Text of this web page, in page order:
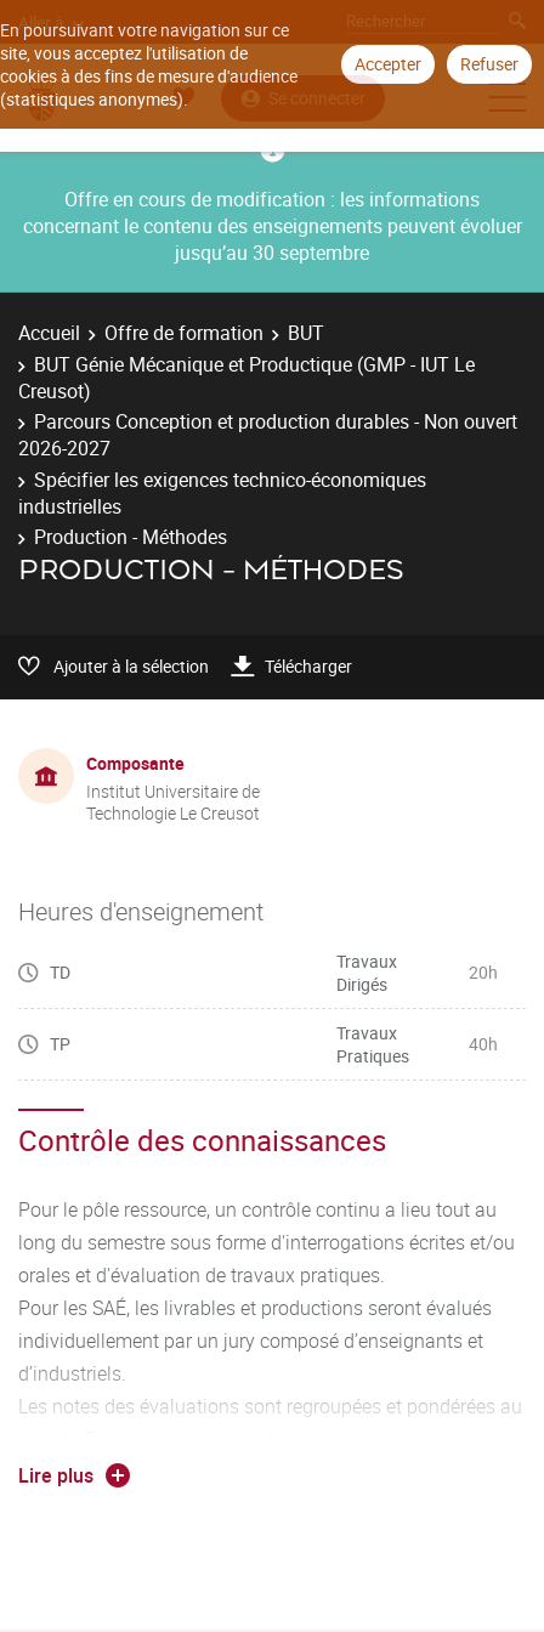
En poursuivant votre navigation sur ce
site, vous acceptez l'utilisation de
cookies à des fins de mesure d'audience
(statistiques anonymes).
Accepter Refuser
Aller à
Se connecter
Offre en cours de modification : les informations
concernant le contenu des enseignements peuvent évoluer
jusqu’au 30 septembre
Accueil Offre de formation
BUT
BUT Génie Mécanique et Productique (GMP - IUT Le
Creusot)
Parcours Conception et production durables - Non ouvert
2026-2027
Spécifier les exigences technico-économiques
industrielles
Production - Méthodes
PRODUCTION - MÉTHODES
Ajouter à la sélection Télécharger
Composante
Institut Universitaire de
Technologie Le Creusot
Heures d'enseignement
TD
Travaux
Dirigés
20h
TP
Travaux
Pratiques
40h
Contrôle des connaissances
Pour le pôle ressource, un contrôle continu a lieu tout au
long du semestre sous forme d'interrogations écrites et/ou
orales et d'évaluation de travaux pratiques.
Pour les SAÉ, les livrables et productions seront évalués
individuellement par un jury composé d’enseignants et
d’industriels.
Les notes des évaluations sont regroupées et pondérées au
permettant l’acquisition de 5 compétences caractéristiques
Lire plus